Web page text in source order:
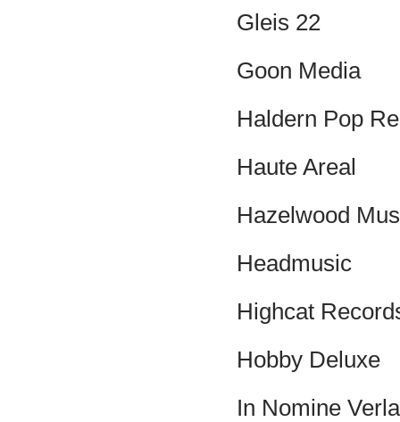
Gleis 22
Goon Media
Haldern Pop
Haute Areal
Hazelwood
Headmusic
Highcat
Hobby Deluxe
In Nomine